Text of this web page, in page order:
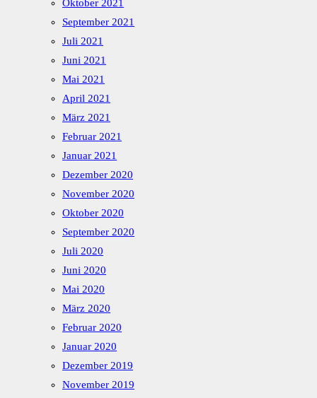
Oktober 2021
September 2021
Juli 2021
Juni 2021
Mai 2021
April 2021
März 2021
Februar 2021
Januar 2021
Dezember 2020
November 2020
Oktober 2020
September 2020
Juli 2020
Juni 2020
Mai 2020
März 2020
Februar 2020
Januar 2020
Dezember 2019
November 2019